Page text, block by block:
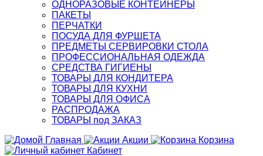
ОДНОРАЗОВЫЕ КОНТЕЙНЕРЫ
ПАКЕТЫ
ПЕРЧАТКИ
ПОСУДА ДЛЯ ФУРШЕТА
ПРЕДМЕТЫ СЕРВИРОВКИ СТОЛА
ПРОФЕССИОНАЛЬНАЯ ОДЕЖДА
СРЕДСТВА ГИГИЕНЫ
ТОВАРЫ ДЛЯ КОНДИТЕРА
ТОВАРЫ ДЛЯ КУХНИ
ТОВАРЫ ДЛЯ ОФИСА
РАСПРОДАЖА
ТОВАРЫ под ЗАКАЗ
Главная
Акции
Корзина
Кабинет